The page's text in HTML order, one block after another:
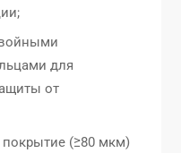
для
от
(≥80 мкм)